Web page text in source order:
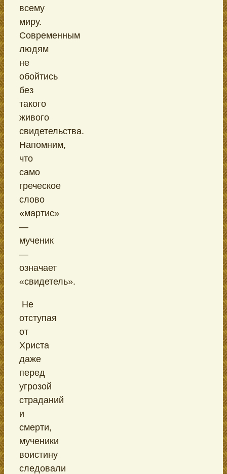
всему
миру.
Современным
людям
не
обойтись
без
такого
живого
свидетельства.
Напомним,
что
само
греческое
слово
«мартис»
—
мученик
—
означает
«свидетель».
Не
отступая
от
Христа
даже
перед
угрозой
страданий
и
смерти,
мученики
воистину
следовали